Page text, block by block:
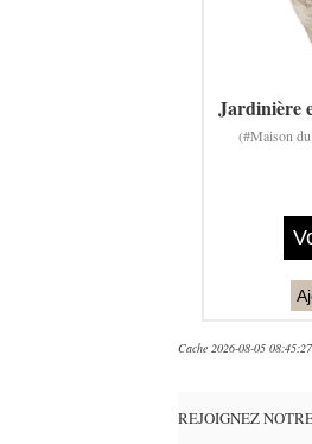
Jardinière
(#Maison
Cache 2026-08-05 08:45:27
REJOIGNEZ